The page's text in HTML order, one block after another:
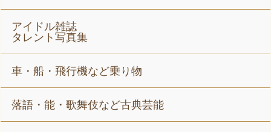
アイドル雑誌
タレント写真集
車・船・飛行機など乗り物
落語・能・歌舞伎など古典芸能